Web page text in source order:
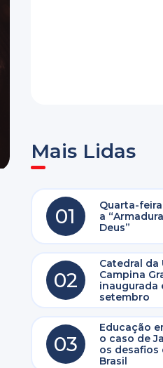
Mais Lidas
01
Quarta-
a
Deus”
02
Catedral da
Campina
inaugurada
setembro
03
Educação
o caso de
os desafios
Brasil